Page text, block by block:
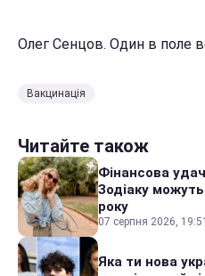
Олег Сенцов. Один в поле
Вакцинація
Читайте також
Фінансова
Зодіаку
року
07 серпня 2026, 19:51
Яка ти нова